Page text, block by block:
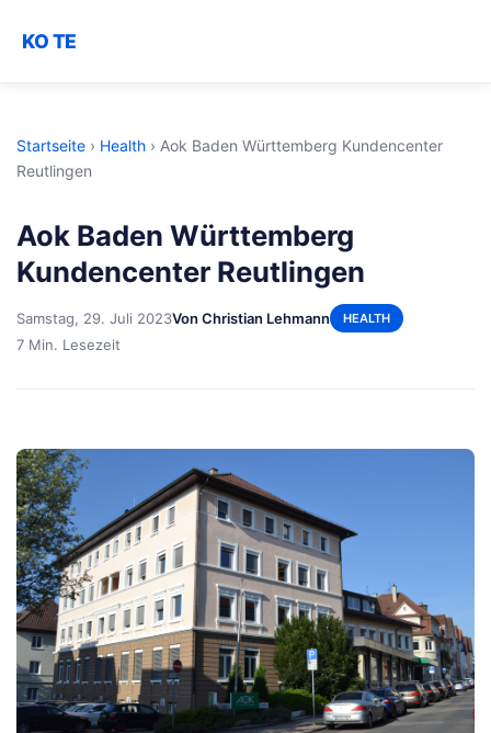
KO TE
Startseite › Health › Aok Baden Württemberg Kundencenter
Reutlingen
Aok Baden Württemberg
Kundencenter Reutlingen
Samstag, 29. Juli 2023Von Christian Lehmann HEALTH
7 Min. Lesezeit